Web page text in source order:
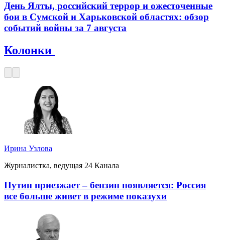
День Ялты, российский террор и ожесточенные
бои в Сумской и Харьковской областях: обзор
событий войны за 7 августа
Колонки
Ирина Узлова
Журналистка, ведущая 24 Канала
Путин приезжает – бензин появляется: Россия
все больше живет в режиме показухи